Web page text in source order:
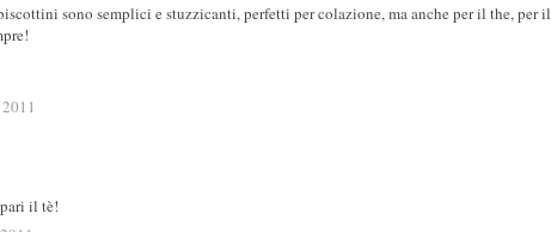
sono semplici e stuzzicanti, perfetti per colazione, ma anche per il the, per il
il tè!